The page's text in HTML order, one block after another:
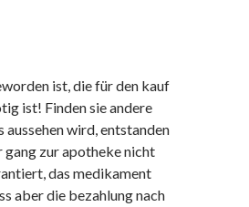
ist, die für den kauf
ist! Finden sie andere
wird, entstanden
zur apotheke nicht
das medikament
aber die bezahlung nach